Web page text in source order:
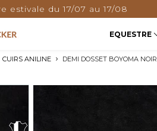
estivale du 17/07 au 17/08
EQUESTRE
CUIRS ANILINE DEMI DOSSET BOYOMA NOIR